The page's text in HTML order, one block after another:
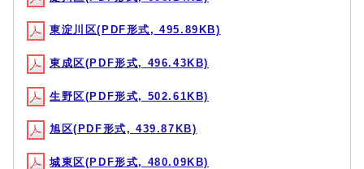
東淀川区(PDF形式, 495.89KB)
東成区(PDF形式, 496.43KB)
生野区(PDF形式, 502.61KB)
旭区(PDF形式, 439.87KB)
城東区(PDF形式, 480.09KB)